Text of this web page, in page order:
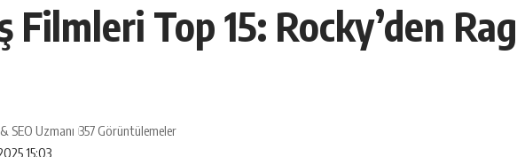
Filmleri Top 15: Rocky’den
15:03
SEO Uzmanı 357 Görüntülemeler